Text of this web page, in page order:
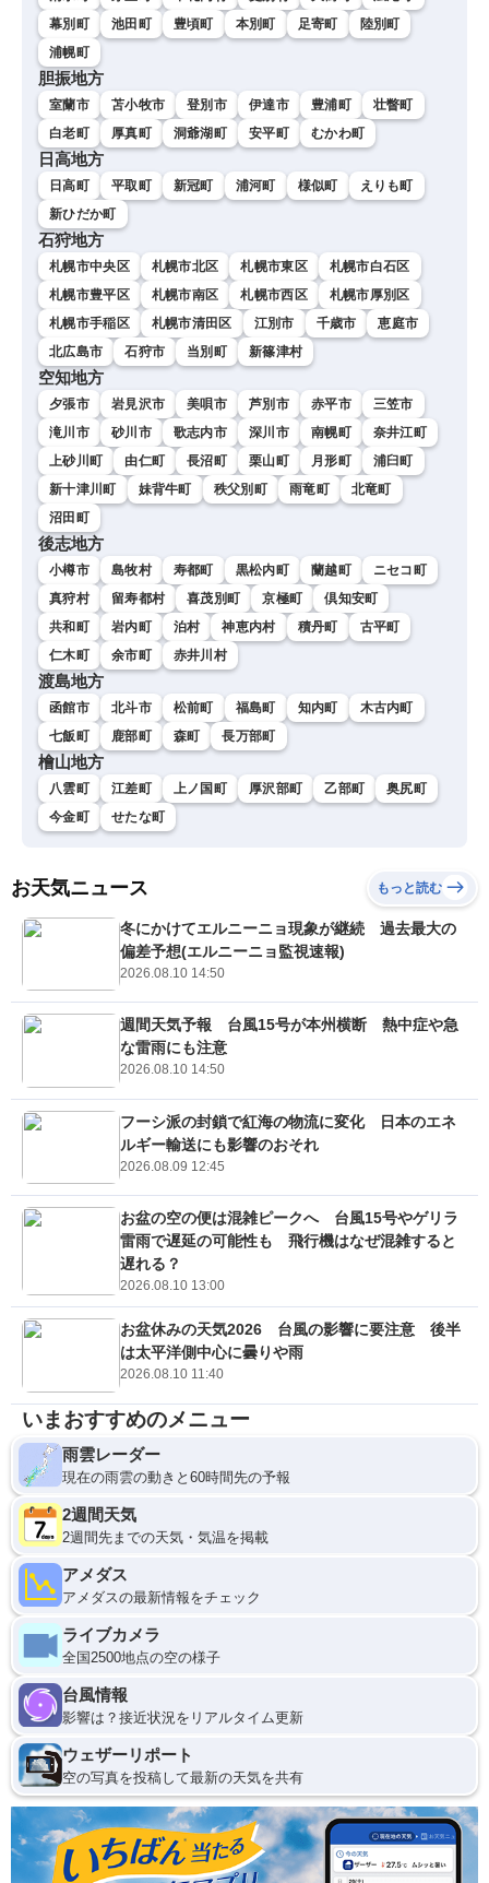
幕別町
池田町 豊頃町 本別町 足寄町
陸別町
浦幌町
胆振地方
室蘭市 苫小牧市 登別市 伊達市 豊浦町
壮瞥町
白老町
厚真町 洞爺湖町 安平町 むかわ町
日高地方
日高町 平取町 新冠町 浦河町 様似町
えりも町
新ひだか町
石狩地方
札幌市中央区 札幌市北区 札幌市東区
札幌市白石区
札幌市豊平区
札幌市南区 札幌市西区
札幌市厚別区
札幌市手稲区
札幌市清田区 江別市 千歳市
恵庭市
北広島市
石狩市 当別町 新篠津村
空知地方
夕張市 岩見沢市 美唄市 芦別市 赤平市
三笠市
滝川市
砂川市 歌志内市 深川市 南幌町
奈井江町
上砂川町
由仁町 長沼町 栗山町 月形町
浦臼町
新十津川町
妹背牛町 秩父別町 雨竜町
北竜町
沼田町
後志地方
小樽市 島牧村 寿都町 黒松内町 蘭越町
ニセコ町
真狩村
留寿都村 喜茂別町 京極町
倶知安町
共和町
岩内町 泊村 神恵内村 積丹町
古平町
仁木町
余市町 赤井川村
渡島地方
函館市 北斗市 松前町 福島町 知内町
木古内町
七飯町
鹿部町 森町 長万部町
檜山地方
八雲町 江差町 上ノ国町 厚沢部町 乙部町
奥尻町
今金町
せたな町
お天気ニュース もっと読む
冬にかけてエルニーニョ現象が継続 過去最大の
偏差予想(エルニーニョ監視速報)
2026.08.10 14:50
週間天気予報 台風15号が本州横断 熱中症や急
な雷雨にも注意
2026.08.10 14:50
フーシ派の封鎖で紅海の物流に変化 日本のエネ
ルギー輸送にも影響のおそれ
2026.08.09 12:45
お盆の空の便は混雑ピークへ 台風15号やゲリラ
雷雨で遅延の可能性も 飛行機はなぜ混雑すると
遅れる？
2026.08.10 13:00
お盆休みの天気2026 台風の影響に要注意 後半
は太平洋側中心に曇りや雨
2026.08.10 11:40
いまおすすめのメニュー
雨雲レーダー
現在の雨雲の動きと60時間先の予報
2週間天気
2週間先までの天気・気温を掲載
アメダス
アメダスの最新情報をチェック
ライブカメラ
全国2500地点の空の様子
台風情報
影響は？接近状況をリアルタイム更新
ウェザーリポート
空の写真を投稿して最新の天気を共有